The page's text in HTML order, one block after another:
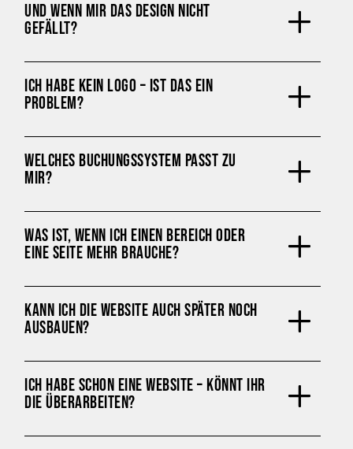
UND WENN MIR DAS DESIGN NICHT
GEFÄLLT?
ICH HABE KEIN LOGO – IST DAS EIN
PROBLEM?
WELCHES BUCHUNGSSYSTEM PASST ZU
MIR?
WAS IST, WENN ICH EINEN BEREICH ODER
EINE SEITE MEHR BRAUCHE?
KANN ICH DIE WEBSITE AUCH SPÄTER NOCH
AUSBAUEN?
ICH HABE SCHON EINE WEBSITE – KÖNNT IHR
DIE ÜBERARBEITEN?